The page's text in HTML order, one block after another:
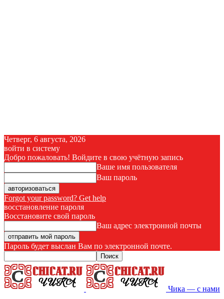
Четверг, 6 августа, 2026
войти в систему
Добро пожаловать! Войдите в свою учётную запись
Ваше имя пользователя
Ваш пароль
Forgot your password? Get help
восстановление пароля
Восстановите свой пароль
Ваш адрес электронной почты
Пароль будет выслан Вам по электронной почте.
Чика — с нами